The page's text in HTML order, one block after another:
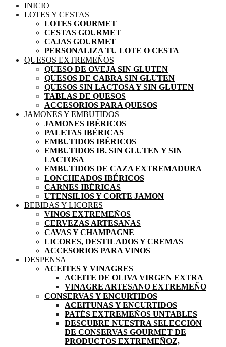
INICIO
LOTES Y CESTAS
LOTES GOURMET
CESTAS GOURMET
CAJAS GOURMET
PERSONALIZA TU LOTE O CESTA
QUESOS EXTREMEÑOS
QUESO DE OVEJA SIN GLUTEN
QUESOS DE CABRA SIN GLUTEN
QUESOS SIN LACTOSA Y SIN GLUTEN
TABLAS DE QUESOS
ACCESORIOS PARA QUESOS
JAMONES Y EMBUTIDOS
JAMONES IBÉRICOS
PALETAS IBÉRICAS
EMBUTIDOS IBÉRICOS
EMBUTIDOS IB. SIN GLUTEN Y SIN
LACTOSA
EMBUTIDOS DE CAZA EXTREMADURA
LONCHEADOS IBÉRICOS
CARNES IBÉRICAS
UTENSILIOS Y CORTE JAMON
BEBIDAS Y LICORES
VINOS EXTREMEÑOS
CERVEZAS ARTESANAS
CAVAS Y CHAMPAGNE
LICORES, DESTILADOS Y CREMAS
ACCESORIOS PARA VINOS
DESPENSA
ACEITES Y VINAGRES
ACEITE DE OLIVA VIRGEN EXTRA
VINAGRE ARTESANO EXTREMEÑO
CONSERVAS Y ENCURTIDOS
ACEITUNAS Y ENCURTIDOS
PATÉS EXTREMEÑOS UNTABLES
DESCUBRE NUESTRA SELECCIÓN
DE CONSERVAS GOURMET DE
PRODUCTOS EXTREMEÑOZ,